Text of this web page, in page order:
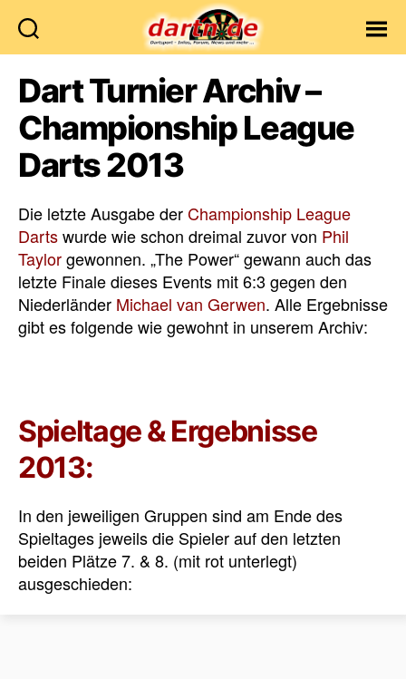
Dart Turnier Archiv –
Championship League
Darts 2013
Die letzte Ausgabe derChampionship League
Dartswurde wie schon dreimal zuvor von Phil
Taylorgewonnen. „The Power“ gewann auch das
letzte Finale dieses Events mit 6:3 gegen den
Niederländer Michael van Gerwen. Alle Ergebnisse
gibt es folgende wie gewohnt in unserem Archiv:
Spieltage & Ergebnisse
2013:
In den jeweiligen Gruppen sind am Ende des
Spieltages jeweils die Spieler auf den letzten
beiden Plätze 7. & 8. (mit rot unterlegt)
ausgeschieden: